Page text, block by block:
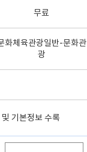
무료
화체육관광일반-문화관
광
기본정보 수록